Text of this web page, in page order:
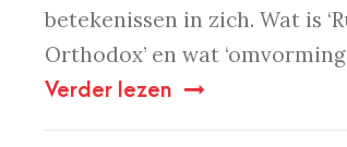
betekenissen in zich. Wat is
Orthodox’ en wat
Verder lezen